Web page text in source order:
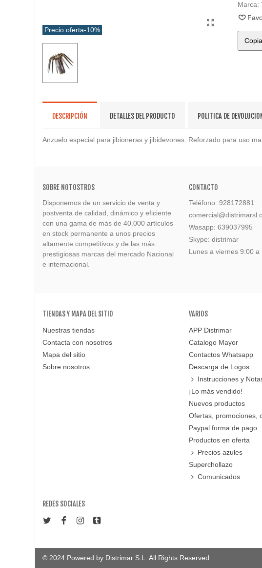
Precio oferta-10%
Marca:
DESCRIPCIÓN DETALLES DEL PRODUCTO POLITICA DE
Anzuelo especial para jibioneras y jibidevones. Reforzado para uso
SOBRE NOTOSTROS
Disponemos de un servicio de venta y
postventa de calidad, dinámico y eficiente
con una gama de más de 40.000 artículos
en stock permanente a unos precios
altamente competitivos y de las más
prestigiosas marcas del mercado Nacional
e internacional.
CONTACTO
Teléfono: 928172881
Wasapp: 639037995
Skype: distrimar
Lunes a viernes 9:00 a
TIENDAS Y MAPA DEL SITIO
Nuestras tiendas
Contacta con nosotros
Mapa del sitio
Sobre nosotros
VARIOS
APP Distrimar
Catalogo Mayor
Contactos Whatsapp
Descarga de Logos
Instrucciones y
¡Lo más vendido!
Nuevos productos
Ofertas, promociones,
Paypal forma de pago
Productos en oferta
Precios azules
Superchollazo
Comunicados
REDES SOCIALES
© 2024 Powered by Distrimar S.L. All Rights Reserved